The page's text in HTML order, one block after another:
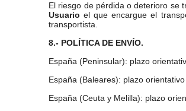
El riesgo de pérdida o deterioro se
Usuario el que encargue el
transportista.
8.- POLÍTICA DE ENVÍO.
España (Peninsular): plazo
España (Baleares): plazo
España (Ceuta y Melilla): plazo